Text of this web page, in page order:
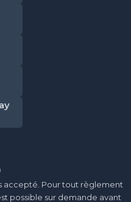
accepté. Pour tout règlement
possible sur demande avant